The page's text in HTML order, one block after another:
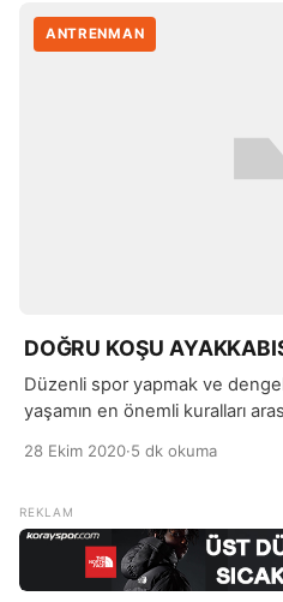
uzun, düşük tempolu koşular
ve akciğer sağlığını iyileştirir,
ANTRENMAN
DOĞRU KOŞU
Düzenli spor yapmak ve
yaşamın en önemli kuralları
uygulanan sporlardan biridir.
ekipman gerektirmeyen kolay
28 Ekim 2020·5 dk okuma